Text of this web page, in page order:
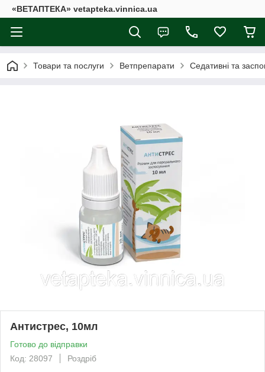
«ВЕТАПТЕКА» vetapteka.vinnica.ua
Товари та послуги Ветпрепарати Седативні та
Антистрес, 10мл
Готово до відправки
Код: 28097
Роздріб